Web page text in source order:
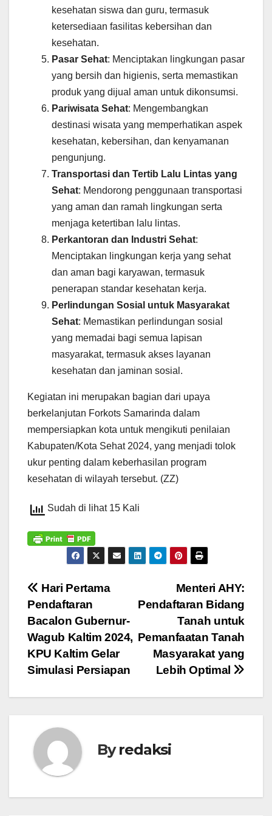
kesehatan siswa dan guru, termasuk
ketersediaan fasilitas kebersihan dan
kesehatan.
Pasar Sehat: Menciptakan lingkungan pasar
yang bersih dan higienis, serta memastikan
produk yang dijual aman untuk dikonsumsi.
Pariwisata Sehat: Mengembangkan
destinasi wisata yang memperhatikan aspek
kesehatan, kebersihan, dan kenyamanan
pengunjung.
Transportasi dan Tertib Lalu Lintas yang
Sehat: Mendorong penggunaan transportasi
yang aman dan ramah lingkungan serta
menjaga ketertiban lalu lintas.
Perkantoran dan Industri Sehat:
Menciptakan lingkungan kerja yang sehat
dan aman bagi karyawan, termasuk
penerapan standar kesehatan kerja.
Perlindungan Sosial untuk Masyarakat
Sehat: Memastikan perlindungan sosial
yang memadai bagi semua lapisan
masyarakat, termasuk akses layanan
kesehatan dan jaminan sosial.
Kegiatan ini merupakan bagian dari upaya
berkelanjutan Forkots Samarinda dalam
mempersiapkan kota untuk mengikuti penilaian
Kabupaten/Kota Sehat 2024, yang menjadi tolok
ukur penting dalam keberhasilan program
kesehatan di wilayah tersebut. (ZZ)
Sudah di lihat 15 Kali
Navigasi
pos
Menteri AHY:
Pendaftaran Bidang
Tanah untuk
Pemanfaatan Tanah
Masyarakat yang
Lebih Optimal
Hari Pertama
Pendaftaran
Bacalon Gubernur-
Wagub Kaltim 2024,
KPU Kaltim Gelar
Simulasi Persiapan
Byredaksi